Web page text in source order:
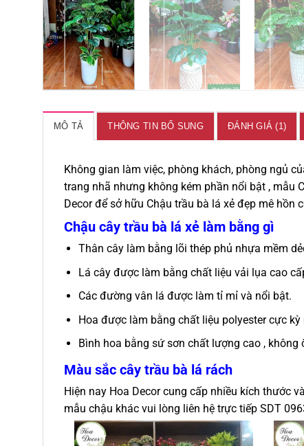
MÔ TẢ THÔNG TIN BỔ SUNG ĐÁNH GIÁ (1)
Không gian làm việc, phòng khách, phòng ngủ
trang nhã nhưng không kém phần nổi bật , mẫu
Decor để sở hữu Chậu trầu bà lá xẻ đẹp mê hồn
Chậu cây trầu bà lá xẻ làm bằng gì
Thân cây làm bằng lõi thép phủ nhựa mềm
Lá cây được làm bằng chất liệu vải lụa cao
Các đường vân lá được làm tỉ mỉ và nổi bật.
Hoa được làm bằng chất liệu polyester cực kỳ
Bình hoa bằng sứ sơn chất lượng cao ,
Màu sắc cây trầu bà lá rách
Hiện nay Hoa Decor cung cấp nhiều kích thước
mẫu chậu khác vui lòng liên hệ trực tiếp SDT